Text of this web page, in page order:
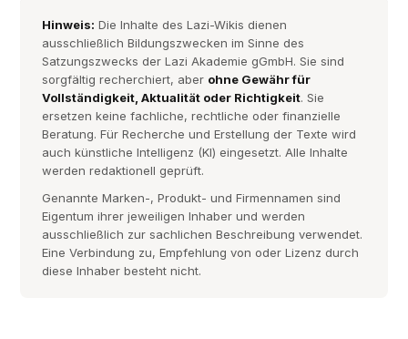
Hinweis: Die Inhalte des Lazi-Wikis dienen
ausschließlich Bildungszwecken im Sinne des
Satzungszwecks der Lazi Akademie gGmbH. Sie sind
sorgfältig recherchiert, aber ohne Gewähr für
Vollständigkeit, Aktualität oder Richtigkeit. Sie
ersetzen keine fachliche, rechtliche oder finanzielle
Beratung. Für Recherche und Erstellung der Texte wird
auch künstliche Intelligenz (KI) eingesetzt. Alle Inhalte
werden redaktionell geprüft.
Genannte Marken-, Produkt- und Firmennamen sind
Eigentum ihrer jeweiligen Inhaber und werden
ausschließlich zur sachlichen Beschreibung verwendet.
Eine Verbindung zu, Empfehlung von oder Lizenz durch
diese Inhaber besteht nicht.